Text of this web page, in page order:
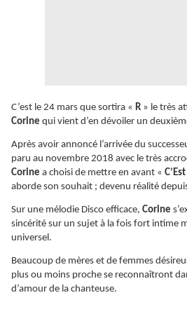
C’est le 24 mars que sortira « R » le très
Corine qui vient d’en dévoiler un
Après avoir annoncé l’arrivée du
paru au novembre 2018 avec le très
Corine a choisi de mettre en avant «
aborde son souhait ; devenu réalité
Sur une mélodie Disco efficace, Corine
sincérité sur un sujet à la fois fort intime
universel.
Beaucoup de mères et de femmes
plus ou moins proche se reconnaîtront
d’amour de la chanteuse.